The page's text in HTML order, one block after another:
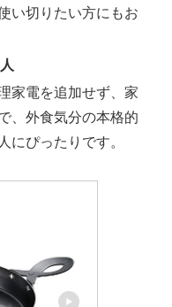
い切りたい方にもお
家電を追加せず、家
、外食気分の本格的
にぴったりです。